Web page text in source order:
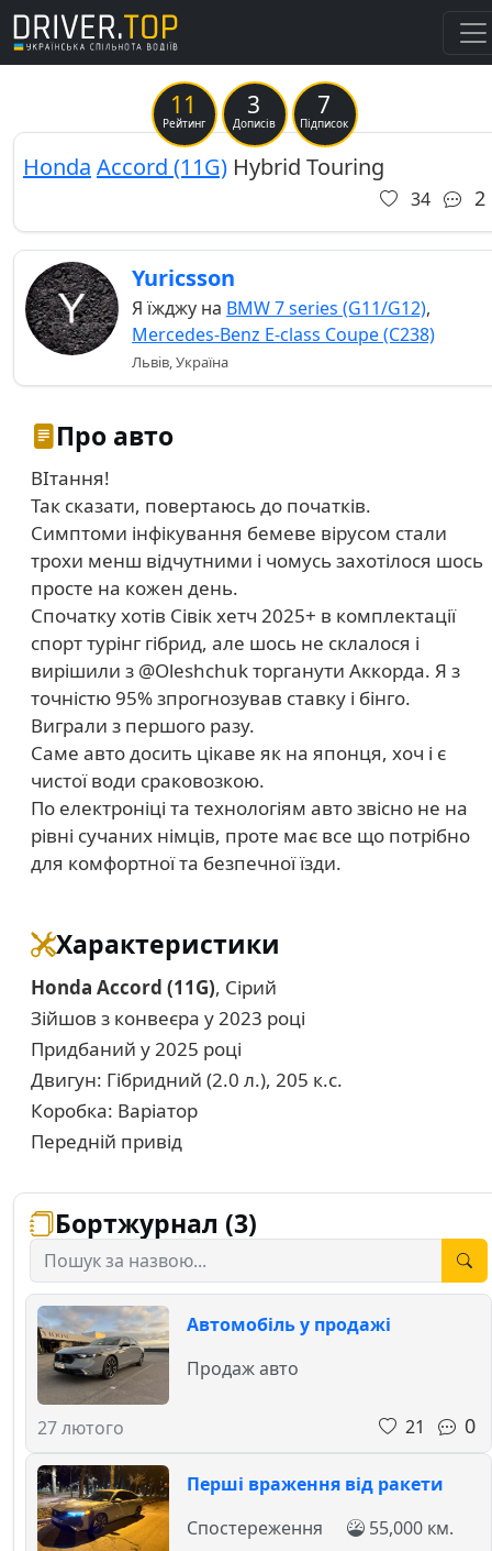
11
Рейтинг
3
Дописів
7
Підписок
Previous
Honda Accord (11G) Hybrid Touring
34 2
Yuricsson
Я їжджу на BMW 7 series (G11/G12),
Mercedes-Benz E-class Coupe (C238)
Львів, Україна
Про авто
ВІтання!
Так сказати, повертаюсь до початків.
Симптоми інфікування бемеве вірусом стали
трохи менш відчутними і чомусь захотілося шось
просте на кожен день.
Спочатку хотів Сівік хетч 2025+ в комплектації
спорт турінг гібрид, але шось не склалося і
вирішили з @Oleshchuk торганути Аккорда. Я з
точністю 95% зпрогнозував ставку і бінго.
Виграли з першого разу.
Саме авто досить цікаве як на японця, хоч і є
чистої води сраковозкою.
По електроніці та технологіям авто звісно не на
рівні сучаних німців, проте має все що потрібно
для комфортної та безпечної їзди.
Характеристики
Honda Accord (11G), Сірий
Зійшов з конвеєра у 2023 році
Придбаний у 2025 році
Двигун: Гібридний (2.0 л.), 205 к.с.
Коробка: Варіатор
Передній привід
Бортжурнал (3)
Автомобіль у продажі
27 лютого
Продаж авто
21 0
Перші враження від ракети
Спостереження 55,000 км.